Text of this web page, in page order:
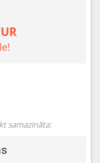
samazināta: